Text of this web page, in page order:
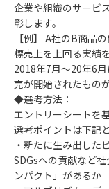
企業や組織のサービ
彰します。
【例】 A社のB商品
標売上を上回る実績
2018年7月～20年6
売が開始されたもの
◆選考方法：
エントリーシートを
選考ポイントは下記
・新たに生み出した
SDGsへの貢献など
ンパクト」があるか